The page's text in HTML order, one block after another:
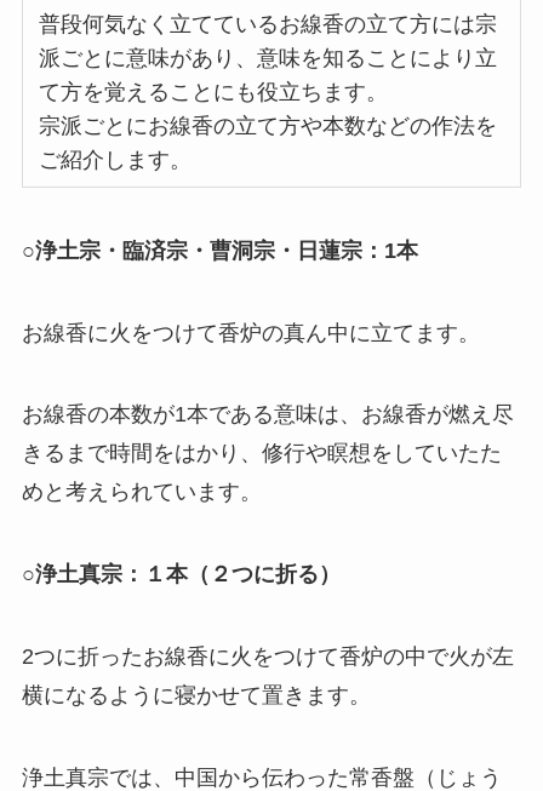
普段何気なく立てているお線香の立て方には宗
派ごとに意味があり、意味を知ることにより立
て方を覚えることにも役立ちます。
宗派ごとにお線香の立て方や本数などの作法を
ご紹介します。
○浄土宗・臨済宗・曹洞宗・日蓮宗：1本
お線香に火をつけて香炉の真ん中に立てます。
お線香の本数が1本である意味は、お線香が燃え尽
きるまで時間をはかり、修行や瞑想をしていたた
めと考えられています。
○浄土真宗：１本（２つに折る）
2つに折ったお線香に火をつけて香炉の中で火が左
横になるように寝かせて置きます。
浄土真宗では、中国から伝わった常香盤（じょう